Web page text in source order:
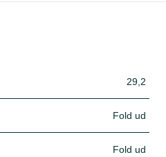
29,2
Fold ud
Fold ud